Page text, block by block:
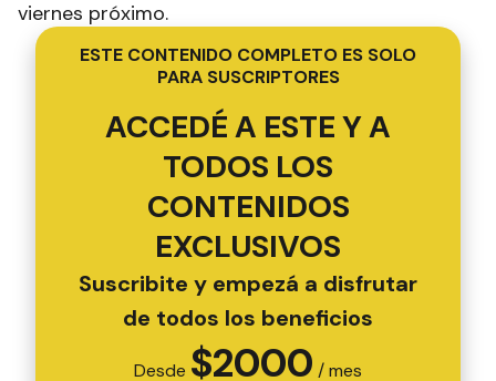
viernes próximo.
ESTE CONTENIDO COMPLETO ES SOLO
PARA SUSCRIPTORES
ACCEDÉ A ESTE Y A
TODOS LOS
CONTENIDOS
EXCLUSIVOS
Suscribite y empezá a disfrutar
de todos los beneficios
Desde $2000 / mes